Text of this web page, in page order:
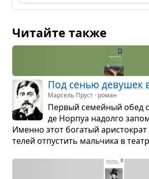
Читайте также
Под сенью деву­шек
Марсель Пруст · роман
Пер­вый семей­ный обед
де Нор­пуа надолго
Именно этот бога­тый
те­лей отпу­стить маль­чика в